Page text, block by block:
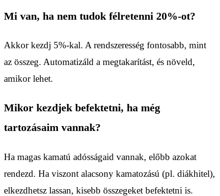
Mi van, ha nem tudok félretenni 20%-ot?
Akkor kezdj 5%-kal. A rendszeresség fontosabb, mint
az összeg. Automatizáld a megtakarítást, és növeld,
amikor lehet.
Mikor kezdjek befektetni, ha még
tartozásaim vannak?
Ha magas kamatú adósságaid vannak, előbb azokat
rendezd. Ha viszont alacsony kamatozású (pl. diákhitel),
elkezdhetsz lassan, kisebb összegeket befektetni is.